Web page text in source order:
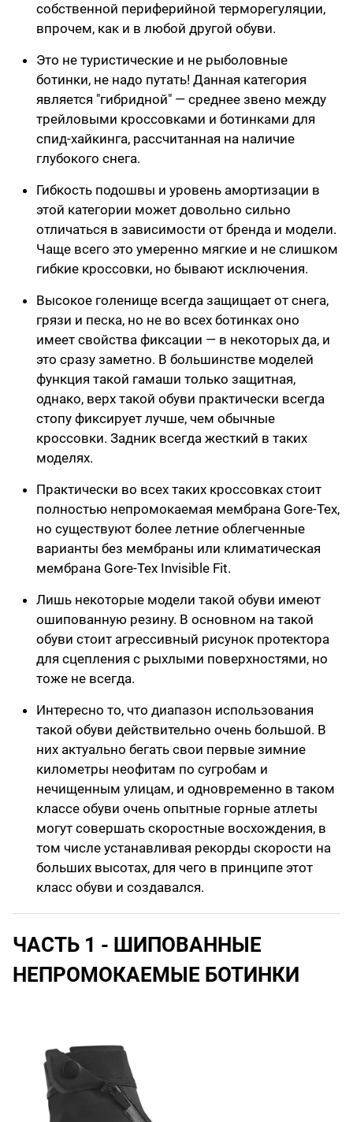
собственной периферийной терморегуляции,
впрочем, как и в любой другой обуви.
Это не туристические и не рыболовные
ботинки, не надо путать! Данная категория
является "гибридной" — среднее звено между
трейловыми кроссовками и ботинками для
спид-хайкинга, рассчитанная на наличие
глубокого снега.
Гибкость подошвы и уровень амортизации в
этой категории может довольно сильно
отличаться в зависимости от бренда и модели.
Чаще всего это умеренно мягкие и не слишком
гибкие кроссовки, но бывают исключения.
Высокое голенище всегда защищает от снега,
грязи и песка, но не во всех ботинках оно
имеет свойства фиксации — в некоторых да, и
это сразу заметно. В большинстве моделей
функция такой гамаши только защитная,
однако, верх такой обуви практически всегда
стопу фиксирует лучше, чем обычные
кроссовки. Задник всегда жесткий в таких
моделях.
Практически во всех таких кроссовках стоит
полностью непромокаемая мембрана Gore-Tex,
но существуют более летние облегченные
варианты без мембраны или климатическая
мембрана Gore-Tex Invisible Fit.
Лишь некоторые модели такой обуви имеют
ошипованную резину. В основном на такой
обуви стоит агрессивный рисунок протектора
для сцепления с рыхлыми поверхностями, но
тоже не всегда.
Интересно то, что диапазон использования
такой обуви действительно очень большой. В
них актуально бегать свои первые зимние
километры неофитам по сугробам и
нечищенным улицам, и одновременно в таком
классе обуви очень опытные горные атлеты
могут совершать скоростные восхождения, в
том числе устанавливая рекорды скорости на
больших высотах, для чего в принципе этот
класс обуви и создавался.
ЧАСТЬ 1 - ШИПОВАННЫЕ
НЕПРОМОКАЕМЫЕ БОТИНКИ